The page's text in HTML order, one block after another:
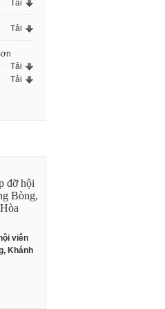
Tải
Tải
Tải
Tải
viên
Khánh